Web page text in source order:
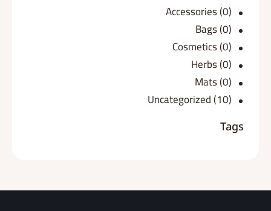
Accessories(0)
Bags(0)
Cosmetics(0)
Herbs(0)
Mats(0)
Uncategorized(10)
Tags